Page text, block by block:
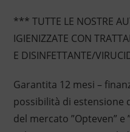
*** TUTTE LE NOSTRE
IGIENIZZATE CON
E DISINFETTANTE/
Garantita 12 mesi –
possibilità di estensione
del mercato ”Opteven” e